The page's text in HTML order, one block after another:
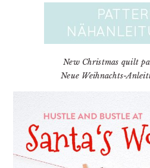
New Christmas quilt
Neue Weihnachts-